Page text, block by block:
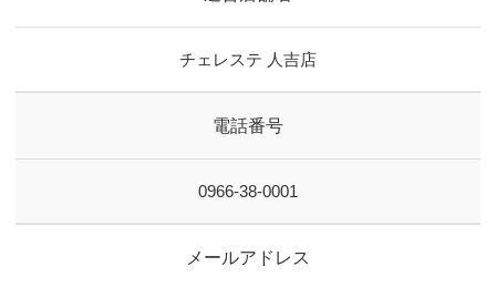
チェレステ 人吉店
電話番号
0966-38-0001
メールアドレス